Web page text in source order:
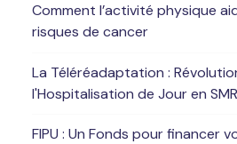
Comment l’activité physique
risques de cancer
La Téléréadaptation :
l'Hospitalisation de Jour en SMR
FIPU : Un Fonds pour financer